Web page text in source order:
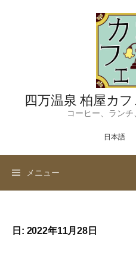
四万温泉 柏屋カ
コーヒー、ラン
日本語
メニュー
日: 2022年11月28日